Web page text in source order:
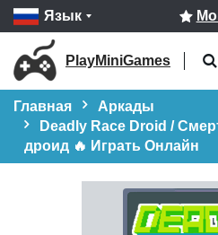
Язык
PlayMiniGames
Главная
Аркады
Deadly Race Droid /
дроид 🔥 Играть Онлайн